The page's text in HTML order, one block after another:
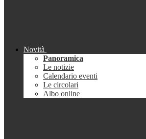
Novità
Panoramica
Le notizie
Calendario eventi
Le circolari
Albo online